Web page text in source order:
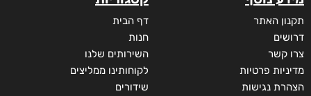
תקנון האתר
דרושים
צרו קשר
מדיניות פרטיות
הצהרת נגישות
דף הבית
חנות
השירותים שלנו
לקוחותינו ממליצים
שידורים